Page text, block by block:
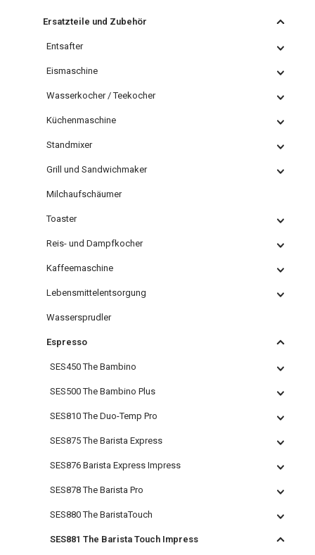
Ersatzteile und Zubehör
Entsafter
Eismaschine
Wasserkocher / Teekocher
Küchenmaschine
Standmixer
Grill und Sandwichmaker
Milchaufschäumer
Toaster
Reis- und Dampfkocher
Kaffeemaschine
Lebensmittelentsorgung
Wassersprudler
Espresso
SES450 The Bambino
SES500 The Bambino Plus
SES810 The Duo-Temp Pro
SES875 The Barista Express
SES876 Barista Express Impress
SES878 The Barista Pro
SES880 The BaristaTouch
SES881 The Barista Touch Impress